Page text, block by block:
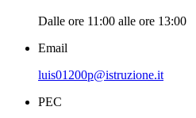
Dalle ore 11:00 alle ore 13:00
Email
luis01200p@istruzione.it
PEC